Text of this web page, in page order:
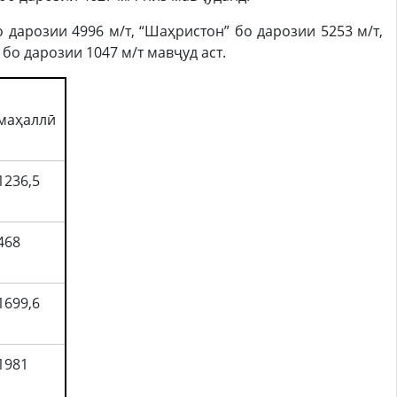
4996 м/т, “Шаҳристон” бо дарозии 5253 м/т,
дарозии 1047 м/т мавҷуд аст.